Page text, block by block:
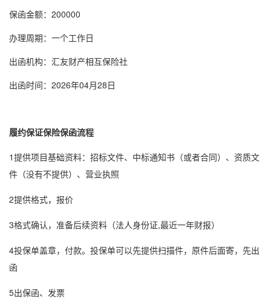
保函金额：200000
办理周期：一个工作日
出函机构：汇友财产相互保险社
出函时间：2026年04月28日
履约保证保险保函流程
1提供项目基础资料：招标文件、中标通知书（或者合同）、资质文
件（没有不提供）、营业执照
2提供格式，报价
3格式确认，准备后续资料（法人身份证,最近一年财报）
4投保单盖章，付款。投保单可以先提供扫描件，原件后面寄，先出
函
5出保函、发票